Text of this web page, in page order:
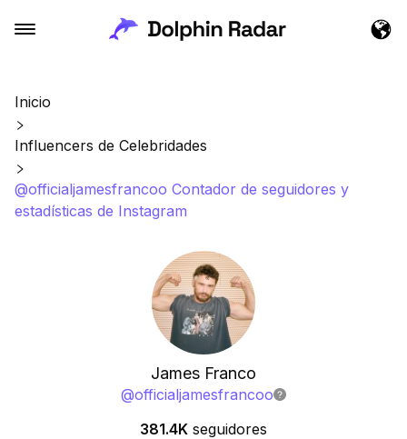
Inicio
Influencers de Celebridades
@officialjamesfrancoo Contador de seguidores y
estadísticas de Instagram
James Franco
@officialjamesfrancoo
381.4K seguidores